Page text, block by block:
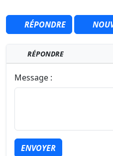
RÉPONDRE
RÉPONDRE
Message :
ENVOYER